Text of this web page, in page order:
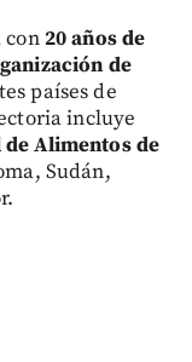
con20 años de
de
países de
incluye
Alimentos de
Sudán,